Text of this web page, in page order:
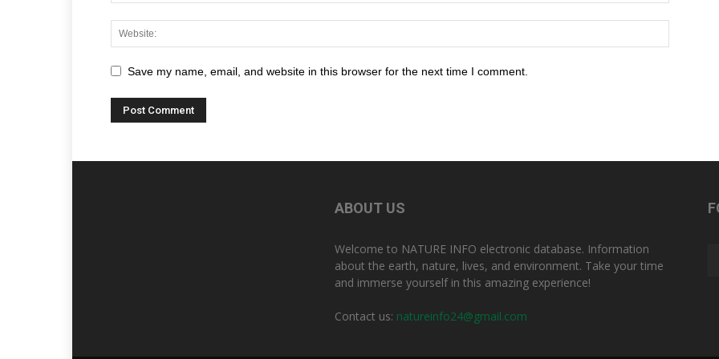
Save my name, email, and website in this browser for the next time I comment.
ABOUT US
Welcome to NATURE INFO electronic database. Information
about the earth, nature, lives, and environment. Take your time
and immerse yourself in this amazing experience!
Contact us: natureinfo24@gmail.com